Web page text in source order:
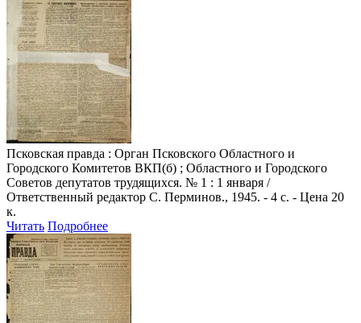
Псковская правда : Орган Псковского Областного и
Городского Комитетов ВКП(б) ; Областного и Городского
Советов депутатов трудящихся. № 1 : 1 января /
Ответственный редактор С. Перминов., 1945. - 4 с. - Цена 20
к.
Читать Подробнее